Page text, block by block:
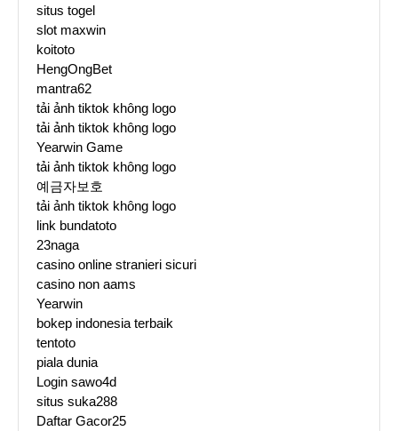
situs togel
slot maxwin
koitoto
HengOngBet
mantra62
tải ảnh tiktok không logo
tải ảnh tiktok không logo
Yearwin Game
tải ảnh tiktok không logo
예금자보호
tải ảnh tiktok không logo
link bundatoto
23naga
casino online stranieri sicuri
casino non aams
Yearwin
bokep indonesia terbaik
tentoto
piala dunia
Login sawo4d
situs suka288
Daftar Gacor25